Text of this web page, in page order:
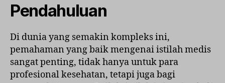
Pendahuluan
Di dunia yang semakin kompleks ini,
pemahaman yang baik mengenai istilah medis
sangat penting, tidak hanya untuk para
profesional kesehatan, tetapi juga bagi